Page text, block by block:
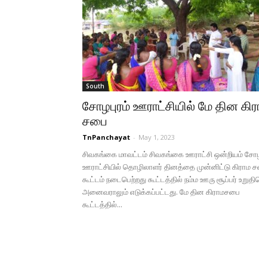
South
சோழபுரம் ஊராட்சியில் மே தின
சபை
TnPanchayat - May 1, 2023
சிவகங்கை மாவட்டம் சிவகங்கை ஊராட்சி ஒன்றியம்
ஊராட்சியில் தொழிலாளர் தினத்தை முன்னிட்டு கிராம
கூட்டம் நடைபெற்றது கூட்டத்தில் நம்ம ஊரு சூப்பர்
அனைவராலும் எடுக்கப்பட்டது. மே தின கிராமசபை
கூட்டத்தில்...